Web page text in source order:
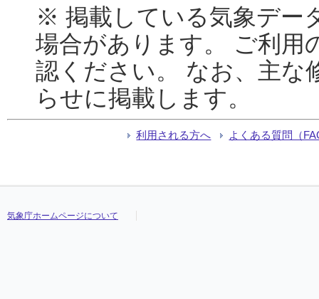
※ 掲載している気象デー
場合があります。 ご利用
認ください。 なお、主な
らせに掲載します。
利用される方へ よくある質問（
気象庁ホームページについて